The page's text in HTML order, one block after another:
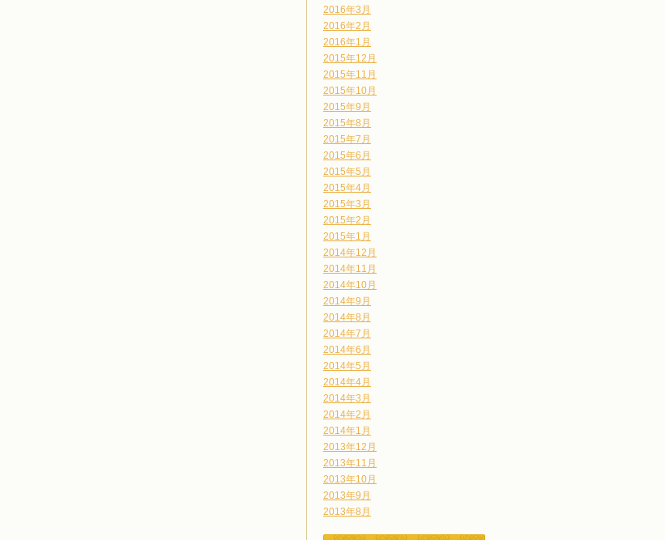
2016年3月
2016年2月
2016年1月
2015年12月
2015年11月
2015年10月
2015年9月
2015年8月
2015年7月
2015年6月
2015年5月
2015年4月
2015年3月
2015年2月
2015年1月
2014年12月
2014年11月
2014年10月
2014年9月
2014年8月
2014年7月
2014年6月
2014年5月
2014年4月
2014年3月
2014年2月
2014年1月
2013年12月
2013年11月
2013年10月
2013年9月
2013年8月